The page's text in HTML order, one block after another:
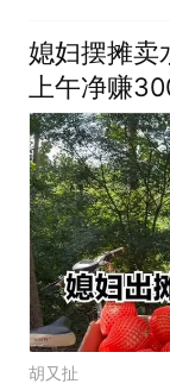
媳妇摆摊卖
上午净赚
胡又扯